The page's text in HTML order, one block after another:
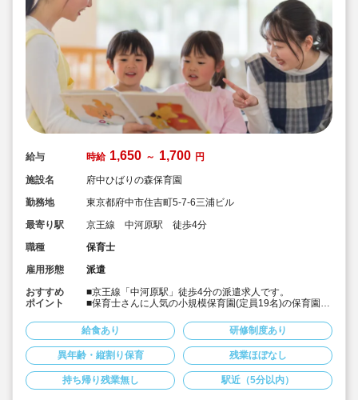
給与 時給 1,650 ～ 1,700 円
施設名
府中ひばりの森保育園
勤務地
東京都府中市住吉町5-7-6三浦ビル
最寄り駅
京王線 中河原駅 徒歩4分
職種
保育士
雇用形態
派遣
おすすめ
ポイント
■京王線「中河原駅」徒歩4分の派遣求人です。
■保育士さんに人気の小規模保育園(定員19名)の保育園
■時給1,650～1,700円の求人です。
給食あり 研修制度あり
異年齢・縦割り保育 残業ほぼなし
持ち帰り残業無し 駅近（5分以内）